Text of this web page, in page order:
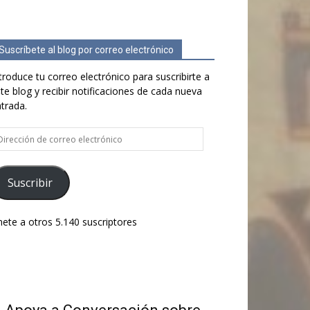
al blog por correo electrónico
tu correo electrónico para suscribirte a
blog y recibir notificaciones de cada nueva
Suscribir
a otros 5.140 suscriptores